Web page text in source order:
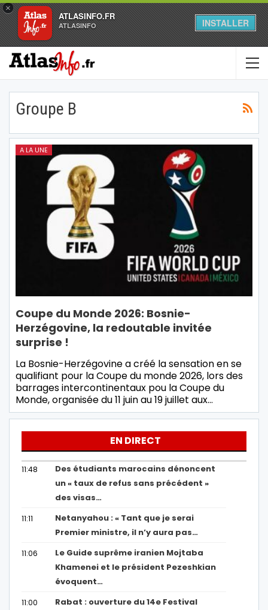
×
ATLASINFO.FR
ATLASINFO INSTALLER
Groupe B
A LA UNE
Coupe du Monde 2026: Bosnie-
Herzégovine, la redoutable invitée
surprise !
La Bosnie-Herzégovine a créé la sensation en se
qualifiant pour la Coupe du monde 2026, lors des
barrages intercontinentaux pou la Coupe du
Monde, organisée du 11 juin au 19 juillet aux…
EN DIRECT
11:48
Des étudiants marocains dénoncent
un « taux de refus sans précédent »
des visas…
11:11
Netanyahou : « Tant que je serai
Premier ministre, il n’y aura pas…
11:06
Le Guide suprême iranien Mojtaba
Khamenei et le président Pezeshkian
évoquent…
11:00
Rabat : ouverture du 14e Festival